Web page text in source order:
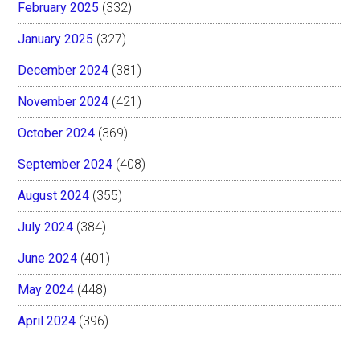
February 2025 (332)
January 2025 (327)
December 2024 (381)
November 2024 (421)
October 2024 (369)
September 2024 (408)
August 2024 (355)
July 2024 (384)
June 2024 (401)
May 2024 (448)
April 2024 (396)